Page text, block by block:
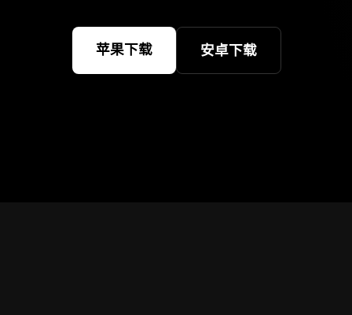
苹果下载 安卓下载